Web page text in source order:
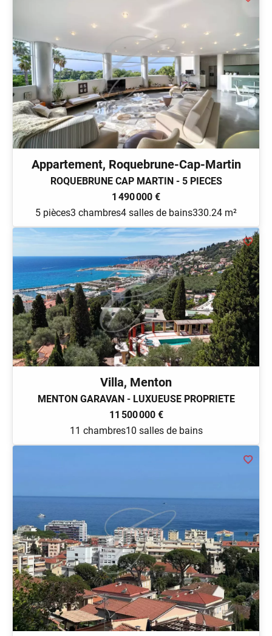
Appartement, Roquebrune-Cap-Martin
ROQUEBRUNE CAP MARTIN - 5 PIECES
1 490 000 €
5 pièces3 chambres4 salles de bains330.24 m²
Villa, Menton
MENTON GARAVAN - LUXUEUSE PROPRIETE
11 500 000 €
11 chambres10 salles de bains